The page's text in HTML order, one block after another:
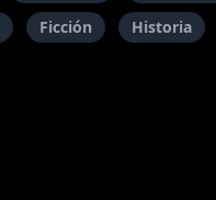
Ficción Historia